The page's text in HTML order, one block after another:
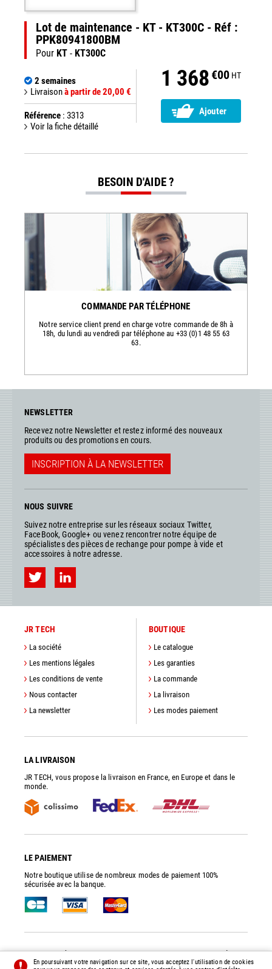
Lot de maintenance - KT - KT300C - Réf :
PPK80941800BM
Pour KT - KT300C
2 semaines
Livraisonà partir de 20,00 €
Référence : 3313
Voir la fiche détaillé
1 368 €00 HT
Ajouter
BESOIN D'AIDE ?
COMMANDE PAR TÉLÉPHONE
Notre service client prend en charge votre commande de 8h à
18h, du lundi au vendredi par téléphone au +33 (0)1 48 55 63
63.
NEWSLETTER
Recevez notre Newsletter et restez informé des nouveaux
produits ou des promotions en cours.
INSCRIPTION À LA NEWSLETTER
NOUS SUIVRE
Suivez notre entreprise sur les réseaux sociaux Twitter,
FaceBook, Google+ ou venez rencontrer notre équipe de
spécialistes des pièces de rechange pour pompe à vide et
accessoires à notre adresse.
JR TECH
La société
Les mentions légales
Les conditions de vente
Nous contacter
La newsletter
BOUTIQUE
Le catalogue
Les garanties
La commande
La livraison
Les modes paiement
LA LIVRAISON
JR TECH, vous propose la livraison en France, en Europe et dans le
monde.
LE PAIEMENT
Notre boutique utilise de nombreux modes de paiement 100%
sécurisée avec la banque.
© 2014 - 2026 - TOUS DROITS RÉSERVÉS -PRÉFÉRENCES-CRÉDITS
En poursuivant votre navigation sur ce site, vous acceptez l'utilisation de cookies